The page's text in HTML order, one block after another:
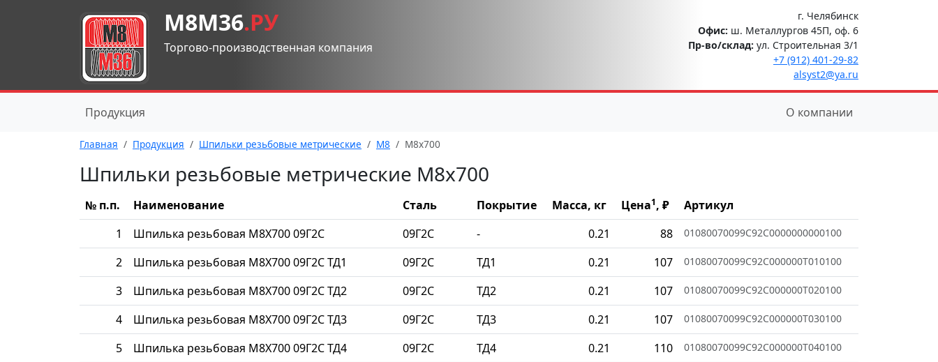
М8М36.РУ
Торгово-производственная компания
г. Челябинск
Офис: ш. Металлургов 45П, оф. 6
Пр-во/склад: ул. Строительная 3/1
+7 (912) 401-29-82
alsyst2@ya.ru
Продукция О компании
Главная Продукция Шпильки резьбовые метрические М8 М8x700
Шпильки резьбовые метрические М8x700
№ п.п. Наименование Сталь Покрытие Масса, кг Цена1, ₽
Артикул
1
Шпилька резьбовая М8Х700 09Г2С 09Г2С - 0.21 88 01080070099C92C0000000000100
2 Шпилька резьбовая М8Х700 09Г2С ТД1 09Г2С ТД1 0.21 107 01080070099C92C000000T010100
3 Шпилька резьбовая М8Х700 09Г2С ТД2 09Г2С ТД2 0.21 107 01080070099C92C000000T020100
4 Шпилька резьбовая М8Х700 09Г2С ТД3 09Г2С ТД3 0.21 107 01080070099C92C000000T030100
5 Шпилька резьбовая М8Х700 09Г2С ТД4 09Г2С ТД4 0.21 110 01080070099C92C000000T040100